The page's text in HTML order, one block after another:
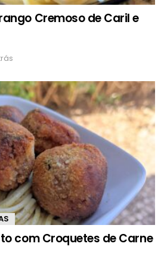
Cremoso de Caril e
com Croquetes de Carne